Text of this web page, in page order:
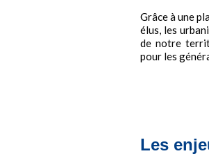
Grâce à une
élus, les
de notre
pour les
Les